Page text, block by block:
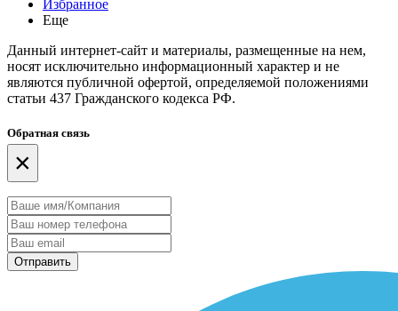
Избранное
Еще
Данный интернет-сайт и материалы, размещенные на нем,
носят исключительно информационный характер и не
являются публичной офертой, определяемой положениями
статьи 437 Гражданского кодекса РФ.
Обратная связь
×
Отправить